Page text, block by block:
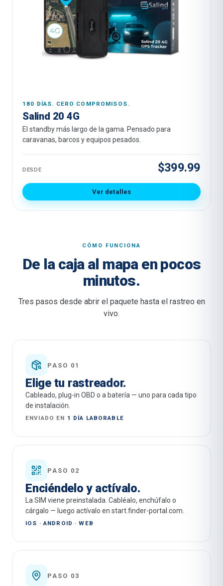
180 DÍAS. CERO COMPROMISOS.
Salind 20 4G
El standby más largo de la gama. Pensado para
caravanas, barcos y equipos pesados.
DESDE $399.99
Ver detalles
CÓMO FUNCIONA
De la caja al mapa en pocos
minutos.
Tres pasos desde abrir el paquete hasta el rastreo en
vivo.
PASO 01
Elige tu rastreador.
Cableado, plug-in OBD o a batería — uno para cada tipo
de instalación.
ENVIADO EN 1 DÍA LABORABLE
PASO 02
Enciéndelo y actívalo.
La SIM viene preinstalada. Cabléalo, enchúfalo o
cárgalo — luego actívalo en start.finder-portal.com.
IOS · ANDROID · WEB
PASO 03